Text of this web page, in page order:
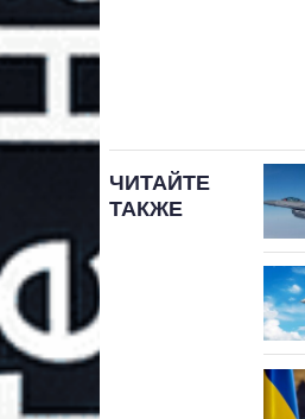
ЧИТАЙТЕ
ТАКЖЕ